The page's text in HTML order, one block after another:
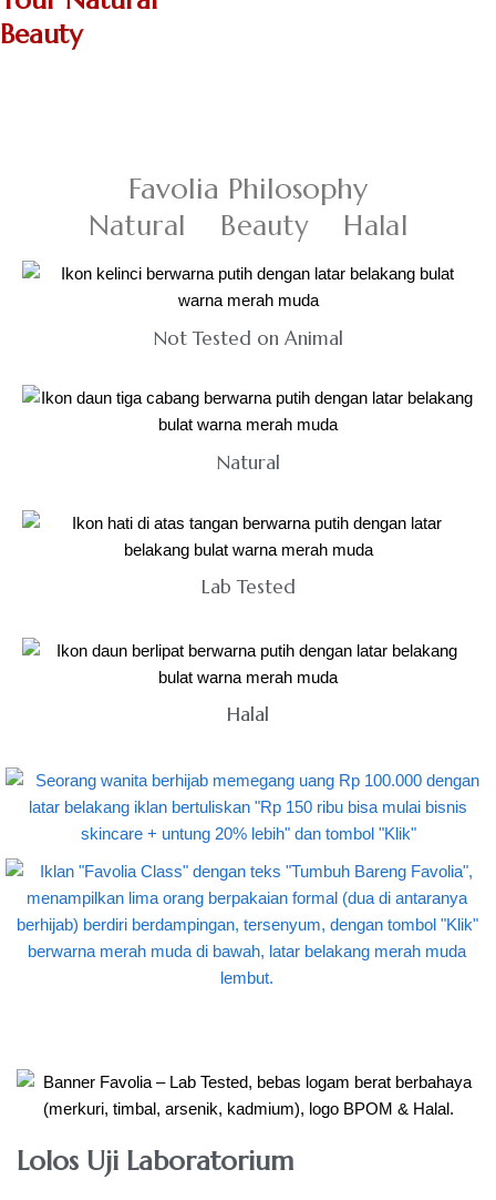
Beauty
Favolia Philosophy
Natural Beauty Halal
Not Tested on Animal
Natural
Lab Tested
Halal
Lolos Uji Laboratorium